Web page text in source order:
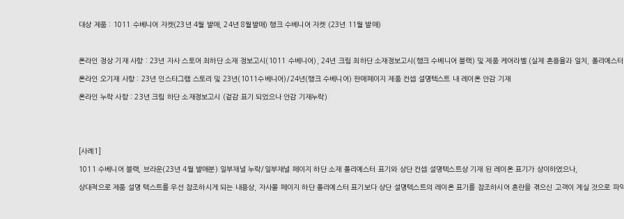
대상 제품 : 1011 수베니어 자켓(23년 4월 발매, 24년 8월발매) 행크 수베니어 자켓 (23년 11월 발매)
온라인 정상 기재 사항 : 23년 자사 스토어 최하단 소재 정보고시(1011 수베니어), 24년 크림 최하단 소재정보고시(행크 수베니어 블랙) 및 제품 케어라벨 (실제 혼용율과 일치, 폴리에스
온라인 오기재 사항 : 23년 인스타그램 스토리 및 23년(1011수베니어)/24년(행크 수베니어) 판매페이지 제품 컨셉 설명텍스트 내 레이온 안감 기재
온라인 누락 사항 : 23년 크림 하단 소재정보고시 (겉감 표기 되었으나 안감 기재누락)
[사례1]
1011 수베니어 블랙, 브라운(23년 4월 발매분) 일부채널 누락/일부채널 페이지 하단 소재 폴리에스터 표기와 상단 컨셉 설명텍스트상 기재 된 레이온 표기가 상이하였으나,
상대적으로 제품 설명 텍스트를 우선 참조하시게 되는 내용상, 자사몰 페이지 하단 폴리에스터 표기보다 상단 설명텍스트의 레이온 표기를 참조하시어 혼란을 겪으신 고객이 계실 것으로 파